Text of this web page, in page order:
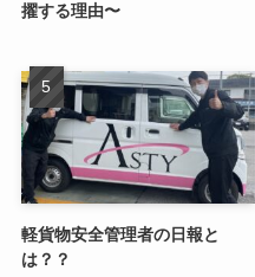
擢する理由〜
軽貨物安全管理者の日報と
は？？